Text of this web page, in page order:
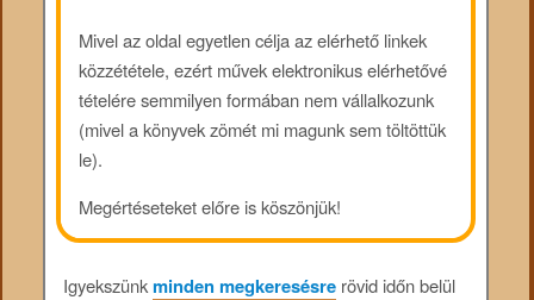
Mivel az oldal egyetlen célja az elérhető linkek
közzététele, ezért művek elektronikus elérhetővé
tételére semmilyen formában nem vállalkozunk
(mivel a könyvek zömét mi magunk sem töltöttük
le).
Megértéseteket előre is köszönjük!
Igyekszünkminden megkeresésrerövid időn belül